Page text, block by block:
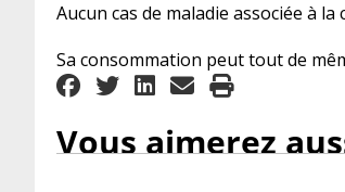
Aucun cas de maladie associée à
Sa consommation peut tout de
Vous aimerez